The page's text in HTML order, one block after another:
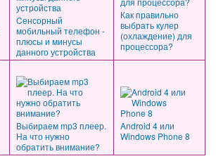
Cенсорный
мобильный телефон -
плюсы и минусы
данного устройства
Как правильно
выбрать кулер
(охлаждение) для
процессора?
Выбираем mp3 плеер.
На что нужно
обратить внимание?
Android 4 или
Windows Phone 8